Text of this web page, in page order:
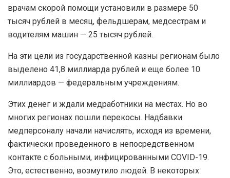
врачам скорой помощи установили в размере 50
тысяч рублей в месяц, фельдшерам, медсестрам и
водителям машин — 25 тысяч рублей.
На эти цели из государственной казны регионам было
выделено 41,8 миллиарда рублей и еще более 10
миллиардов — федеральным учреждениям.
Этих денег и ждали медработники на местах. Но во
многих регионах пошли перекосы. Надбавки
медперсоналу начали начислять, исходя из времени,
фактически проведенного в непосредственном
контакте с больными, инфицированными COVID-19.
Это, естественно, возмутило людей. В некоторых